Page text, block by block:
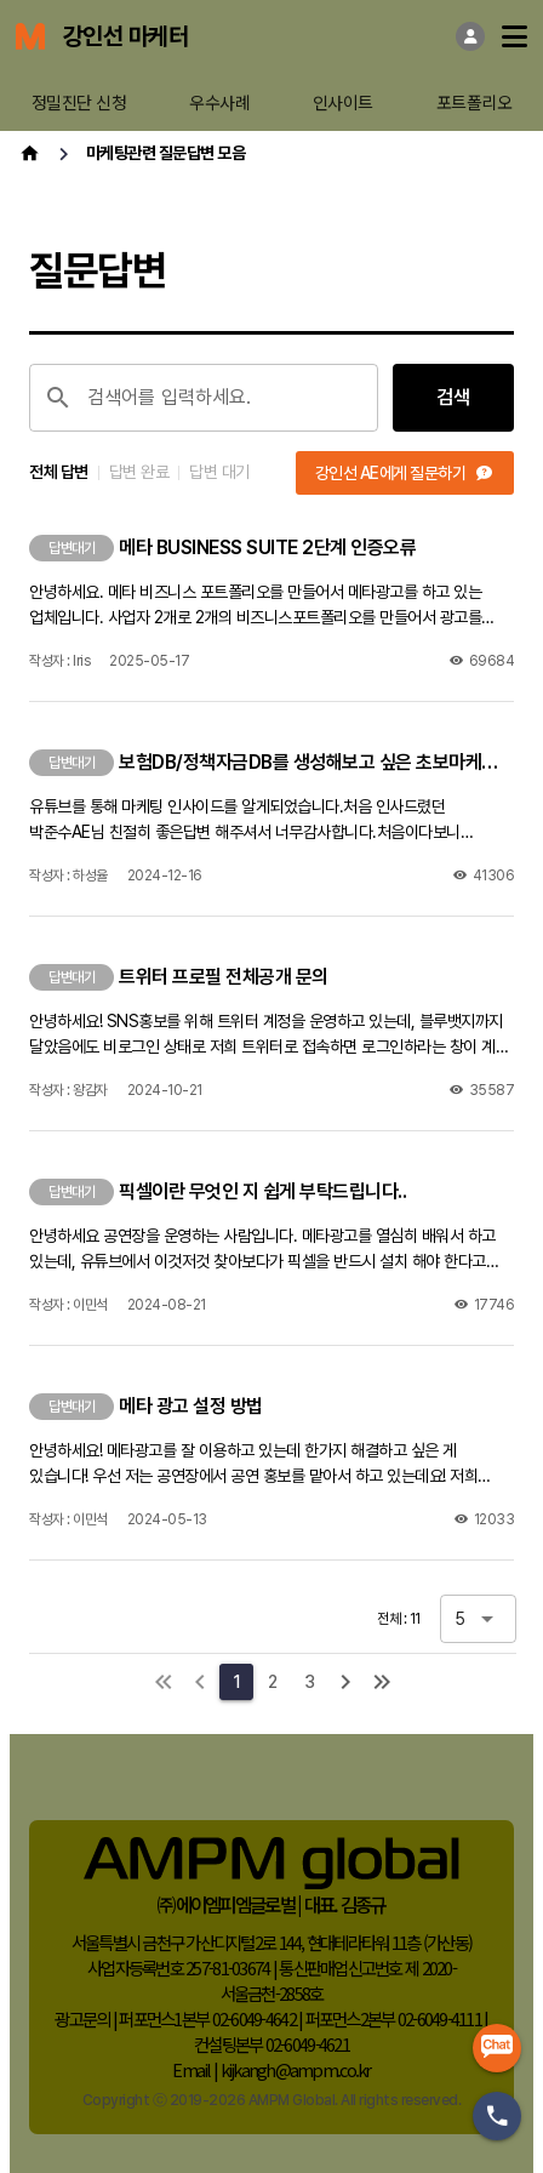
강인선 마케터
정밀진단 신청 우수사례 인사이트 포트폴리오
마케팅관련 질문답변 모음
질문답변
검색어를 입력하세요. 검색
전체 답변 답변 완료 답변 대기 강인선 AE에게 질문하기
답변대기 메타 BUSINESS SUITE 2단계 인증오류
안녕하세요. 메타 비즈니스 포트폴리오를 만들어서 메타광고를 하고 있는
업체입니다. 사업자 2개로 2개의 비즈니스포트폴리오를 만들어서 광고를
필요하다며 페이지에 들어갈 수가 없네요. 제 개인계정이나 광고관리자 페이지
오지 않습니다. 전화번호 설정 제대로 되었는지 다 확인했는데도 안됩니다.
페이스북 고객센터와 채팅문의를 통하여 문의했더니 원인을 모르겠다며,
인증창이 뜨는 PC에서 며칠동안 사용하지 말고 쉬었다가 다시 해보라고
하는데, 이틀 쉬었다 해도 안되네요 방법을 찾아주세요! 제발!!!
작성자 : Iris 2025-05-17 69684
답변대기 보험DB/정책자금DB를 생성해보고 싶은 초보마케터 입니다!
유튜브를 통해 마케팅 인사이드를 알게되었습니다.처음 인사드렸던
박준수AE님 친절히 좋은답변 해주셔서 너무감사합니다.처음이다보니
어떤영상을 보면 좋은지 어떻게 공부를하고 방향을 잡으면 좋은지 좋은조언
작성자 : 하성율 2024-12-16 41306
답변대기 트위터 프로필 전체공개 문의
안녕하세요! SNS홍보를 위해 트위터 계정을 운영하고 있는데, 블루뱃지까지
달았음에도 비로그인 상태로 저희 트위터로 접속하면 로그인하라는 창이 계속
분들처럼 로그인 없이 저희 트위터를 볼 수 있게 하는법이 궁금합니다.
작성자 : 왕감자 2024-10-21 35587
답변대기 픽셀이란 무엇인 지 쉽게 부탁드립니다..
안녕하세요 공연장을 운영하는 사람입니다. 메타광고를 열심히 배워서 하고
있는데, 유튜브에서 이것저것 찾아보다가 픽셀을 반드시 설치 해야 한다고
픽셀을 쉽게 말해서 설명 부탁드립니다. 그리고, 저 같은 경우에는 메타 광고를
작성자 : 이민석 2024-08-21 17746
답변대기 메타 광고 설정 방법
안녕하세요! 메타광고를 잘 이용하고 있는데 한가지 해결하고 싶은 게
있습니다! 우선 저는 공연장에서 공연 홍보를 맡아서 하고 있는데요! 저희
방법을 말씀 드리면, 늘 저는 처음에 트래픽으로 설정을 하고 지역도
인스타그램 메타영상을 보고 예매까지 했는 지 안했는 지 확인할 수 있는 법은
없는걸까요? 방법이 있다면 어떻게 해야하는 건지 알려주시면 감사하겠습니다
작성자 : 이민석 2024-05-13 12033
전체 : 11 5
1 2 3